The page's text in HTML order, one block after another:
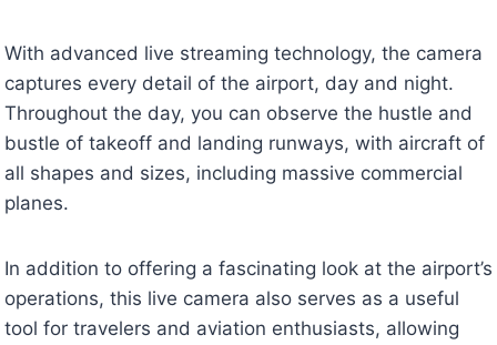
With advanced live streaming technology, the camera
captures every detail of the airport, day and night.
Throughout the day, you can observe the hustle and
bustle of takeoff and landing runways, with aircraft of
all shapes and sizes, including massive commercial
planes.
In addition to offering a fascinating look at the airport’s
operations, this live camera also serves as a useful
tool for travelers and aviation enthusiasts, allowing